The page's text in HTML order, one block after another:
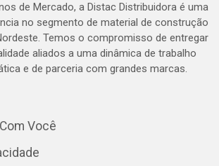
de Mercado, a Distac Distribuidora é uma
no segmento de material de construção
Temos o compromisso de entregar
aliados a uma dinâmica de trabalho
e de parceria com grandes marcas.
Você